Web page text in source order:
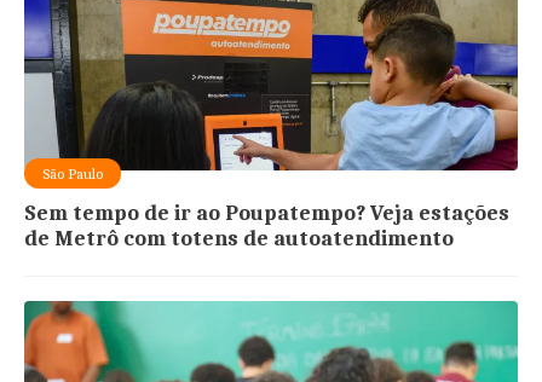
São Paulo
Sem tempo de ir ao Poupatempo? Veja estações
de Metrô com totens de autoatendimento